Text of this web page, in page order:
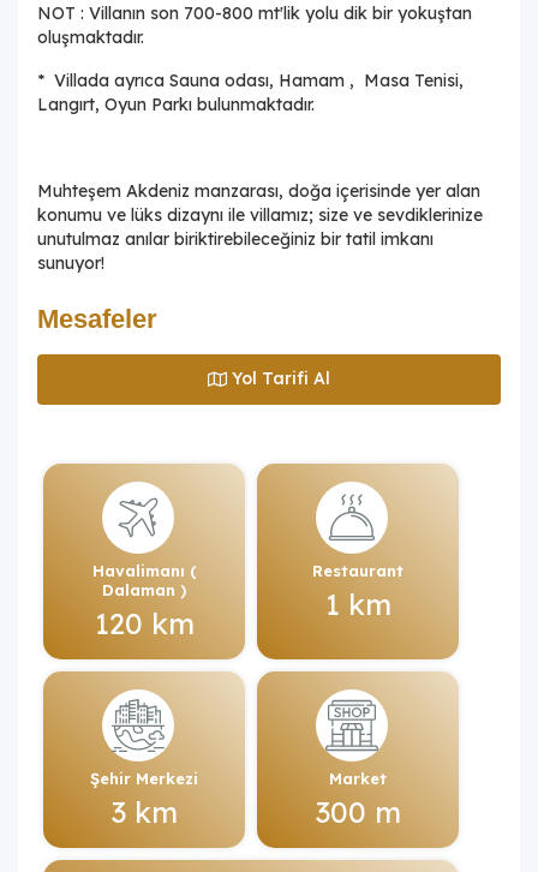
NOT : Villanın son 700-800 mt'lik yolu dik bir yokuştan
oluşmaktadır.
* Villada ayrıca Sauna odası, Hamam , Masa Tenisi,
Langırt, Oyun Parkı bulunmaktadır.
Muhteşem Akdeniz manzarası, doğa içerisinde yer alan
konumu ve lüks dizaynı ile villamız; size ve sevdiklerinize
unutulmaz anılar biriktirebileceğiniz bir tatil imkanı
sunuyor!
Mesafeler
Yol Tarifi Al
Havalimanı (
Dalaman )
120 km
Restaurant
1 km
Şehir Merkezi
3 km
Market
300 m